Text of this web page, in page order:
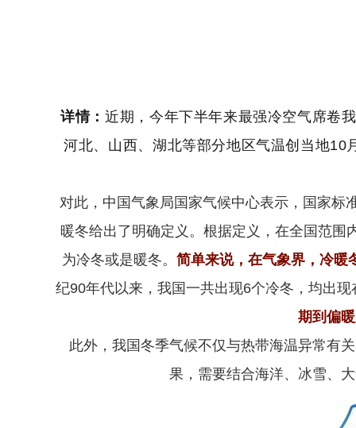
详情：近期，今年下半年来最强冷空气席卷
河北、山西、湖北等部分地区气温创当地10
对此，中国气象局国家气候中心表示，国家标
暖冬给出了明确定义。根据定义，在全国范
为冷冬或是暖冬。 简单来说，在气象界，冷暖
纪90年代以来，我国一共出现6个冷冬，均出
期到偏
此外，我国冬季气候不仅与热带海温异常有
果，需要结合海洋、冰雪、